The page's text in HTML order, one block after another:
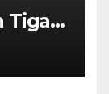
Tiga